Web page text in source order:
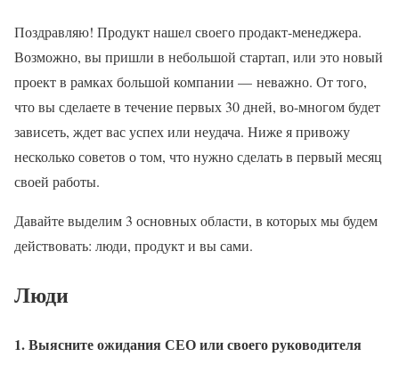
Поздравляю! Продукт нашел своего продакт-менеджера.
Возможно, вы пришли в небольшой стартап, или это новый
проект в рамках большой компании — неважно. От того,
что вы сделаете в течение первых 30 дней, во-многом будет
зависеть, ждет вас успех или неудача. Ниже я привожу
несколько советов о том, что нужно сделать в первый месяц
своей работы.
Давайте выделим 3 основных области, в которых мы будем
действовать: люди, продукт и вы сами.
Люди
1. Выясните ожидания СЕО или своего руководителя